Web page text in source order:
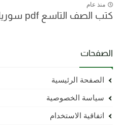
منذ عام
كتب الصف التاسع pdf سوريا 2023 - 2024
الصفحات
الصفحة الرئيسية
سياسة الخصوصية
اتفاقية الاستخدام